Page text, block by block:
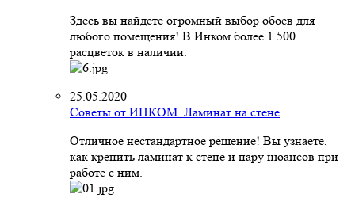
Здесь вы найдете огромный выбор обоев для
любого помещения! В Инком более 1 500
расцветок в наличии.
25.05.2020
Советы от ИНКОМ. Ламинат на стене
Отличное нестандартное решение! Вы узнаете,
как крепить ламинат к стене и пару нюансов при
работе с ним.